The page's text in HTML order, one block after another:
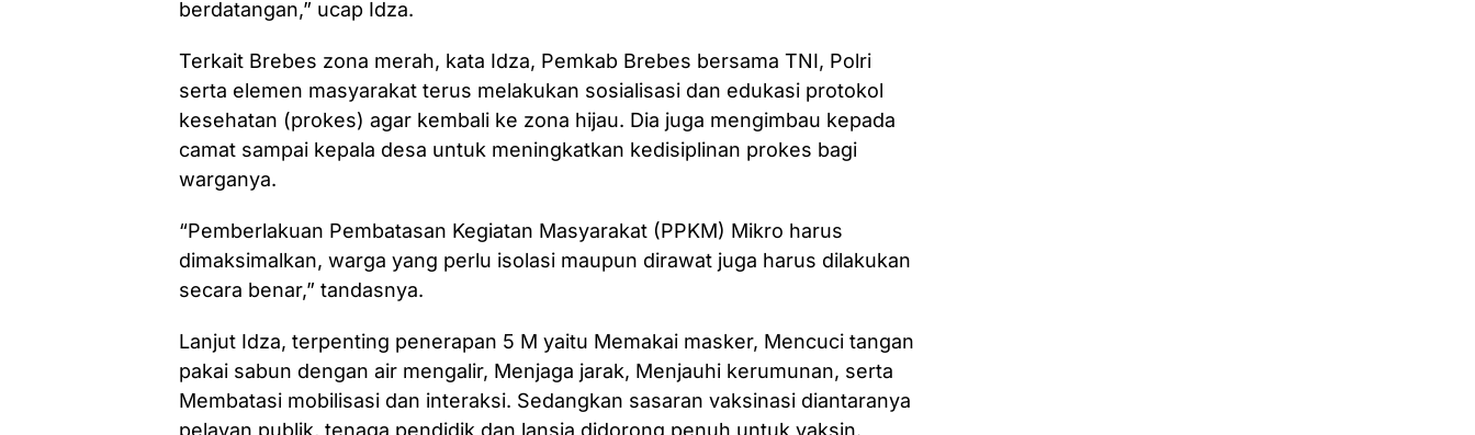
berdatangan,” ucap Idza.
Terkait Brebes zona merah, kata Idza, Pemkab Brebes bersama TNI, Polri
serta elemen masyarakat terus melakukan sosialisasi dan edukasi protokol
kesehatan (prokes) agar kembali ke zona hijau. Dia juga mengimbau kepada
camat sampai kepala desa untuk meningkatkan kedisiplinan prokes bagi
warganya.
“Pemberlakuan Pembatasan Kegiatan Masyarakat (PPKM) Mikro harus
dimaksimalkan, warga yang perlu isolasi maupun dirawat juga harus dilakukan
secara benar,” tandasnya.
Lanjut Idza, terpenting penerapan 5 M yaitu Memakai masker, Mencuci tangan
pakai sabun dengan air mengalir, Menjaga jarak, Menjauhi kerumunan, serta
Membatasi mobilisasi dan interaksi. Sedangkan sasaran vaksinasi diantaranya
pelayan publik, tenaga pendidik dan lansia didorong penuh untuk vaksin.